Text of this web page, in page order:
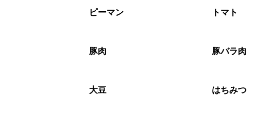
ピーマン トマト
豚肉 豚バラ肉
大豆 はちみつ